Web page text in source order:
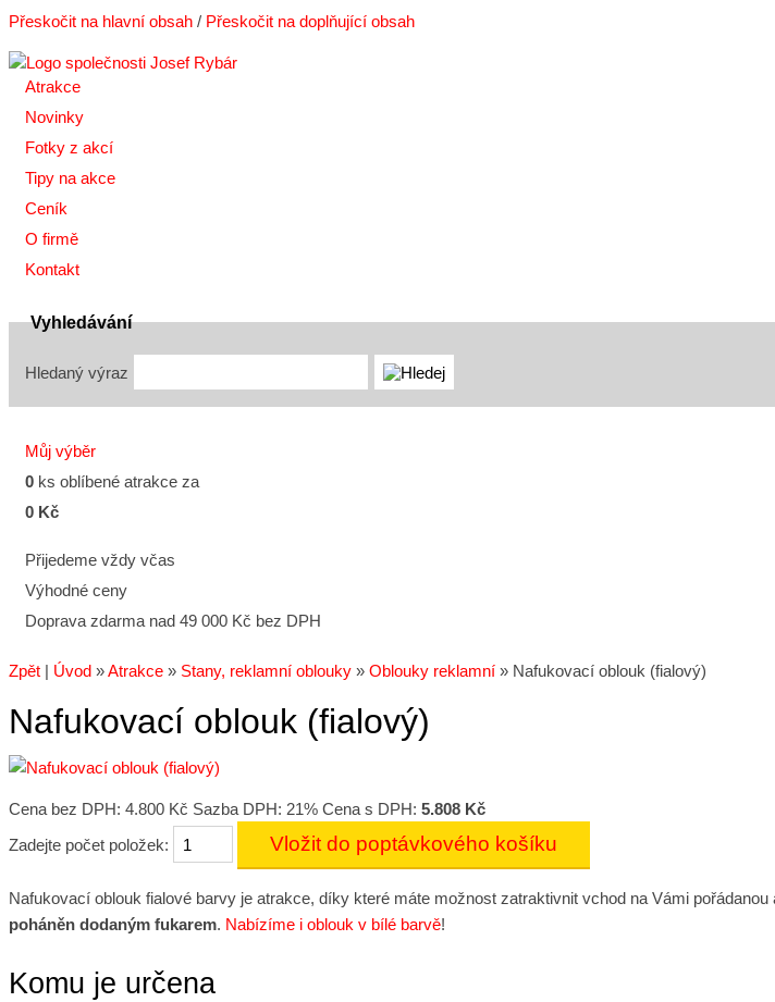
Přeskočit na hlavní obsah / Přeskočit na doplňující obsah
Atrakce
Novinky
Fotky z akcí
Tipy na akce
Ceník
O firmě
Kontakt
Vyhledávání
Hledaný výraz
Můj výběr
0 ks oblíbené atrakce za
0 Kč
Přijedeme vždy včas
Výhodné ceny
Doprava zdarma nad 49 000 Kč bez DPH
Zpět | Úvod »Atrakce » Stany, reklamní oblouky » Oblouky reklamní » Nafukovací oblouk (fialový)
Nafukovací oblouk (fialový)
Cena bez DPH: 4.800 Kč Sazba DPH: 21% Cena s DPH: 5.808 Kč
Zadejte počet položek:
Nafukovací oblouk fialové barvy je atrakce, díky které máte možnost zatraktivnit vchod na Vámi
poháněn dodaným fukarem. Nabízíme i oblouk v bílé barvě!
Komu je určena